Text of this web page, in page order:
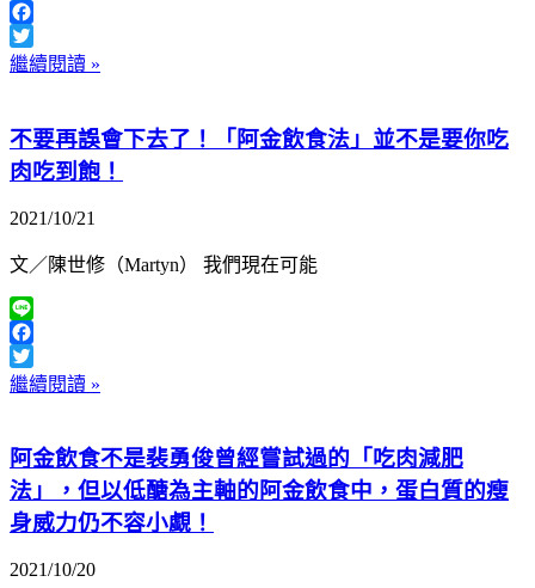
Line
Facebook
Twitter
繼續閱讀 »
不要再誤會下去了！「阿金飲食法」並不是要你吃
肉吃到飽！
2021/10/21
文／陳世修（Martyn） 我們現在可能
Line
Facebook
Twitter
繼續閱讀 »
阿金飲食不是裴勇俊曾經嘗試過的「吃肉減肥
法」，但以低醣為主軸的阿金飲食中，蛋白質的瘦
身威力仍不容小覷！
2021/10/20